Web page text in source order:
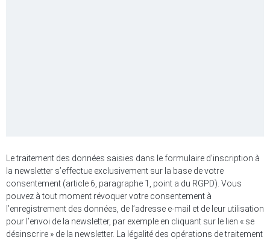
Le traitement des données saisies dans le formulaire d’inscription à
la newsletter s’effectue exclusivement sur la base de votre
consentement (article 6, paragraphe 1, point a du RGPD). Vous
pouvez à tout moment révoquer votre consentement à
l’enregistrement des données, de l’adresse e-mail et de leur utilisation
pour l’envoi de la newsletter, par exemple en cliquant sur le lien « se
désinscrire » de la newsletter. La légalité des opérations de traitement